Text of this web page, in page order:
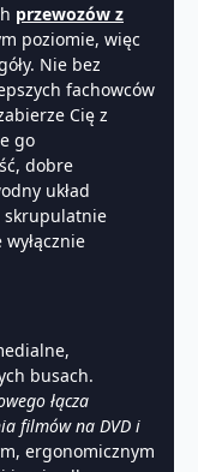
przewozów z
poziomie, więc
Nie bez
fachowców
Cię z
go
dobre
układ
skrupulatnie
busach.
łącza
filmów na DVD i
ergonomicznym